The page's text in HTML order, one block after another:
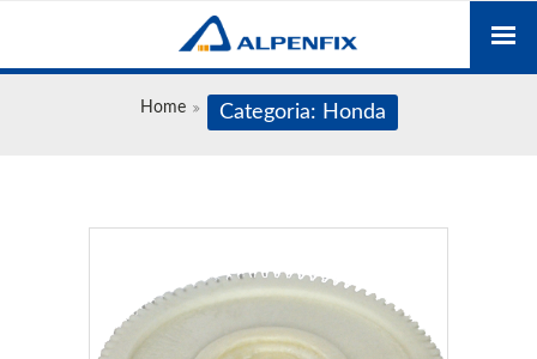
Home Categoria: Honda